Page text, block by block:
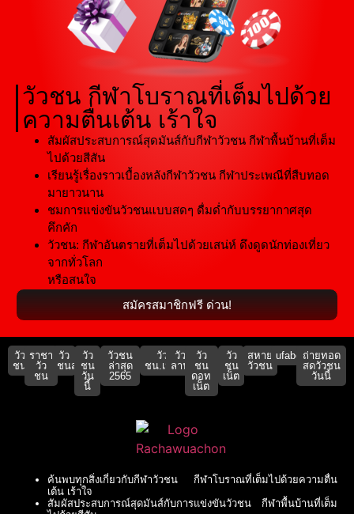
วัวชน กีฬาโบราณที่เต็มไปด้วย
ความตื่นเต้น เร้าใจ
สัมผัสประสบการณ์สุดมันส์กับกีฬาวัวชน กีฬาพื้นบ้านที่เต็ม
ไปด้วยสีสัน
เรียนรู้เรื่องราวเบื้องหลังกีฬาวัวชน กีฬาประเพณีที่สืบทอด
มายาวนาน
ชมการแข่งขันวัวชนแบบสดๆ ดื่มด่ำกับบรรยากาศสุด
คึกคัก
วัวชน: กีฬาอันตรายที่เต็มไปด้วยเสน่ห์ ดึงดูดนักท่องเที่ยว
จากทั่วโลก
หรือสนใจ
สมัครสมาชิกฟรี ด่วน!
วัว
ชน
ราชา
วัว
ชน
วัว
ชนสด
วัว
ชน
วัน
นี้
วัวชน
ล่าสุด
2565
วัว
ชน.เน็ต
วัว
ลาน
วัว
ชน
ดอท
เน็ต
วัว
ชน
เน็ต
สหาย
วัวชน
ufabet911ถ่ายทอด
สดวัวชน
วันนี้
ค้นพบทุกสิ่งเกี่ยวกับกีฬาวัวชน กีฬาโบราณที่เต็มไปด้วยความตื่น
เต้น เร้าใจ
สัมผัสประสบการณ์สุดมันส์กับการแข่งขันวัวชน กีฬาพื้นบ้านที่เต็ม